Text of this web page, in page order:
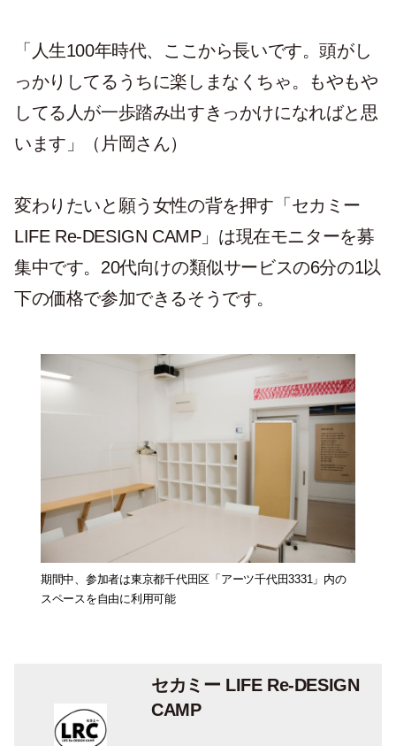
「人生100年時代、ここから長いです。頭がし
っかりしてるうちに楽しまなくちゃ。もやもや
してる人が一歩踏み出すきっかけになればと思
います」（片岡さん）
変わりたいと願う女性の背を押す「セカミー
LIFE Re-DESIGN CAMP」は現在モニターを募
集中です。20代向けの類似サービスの6分の1以
下の価格で参加できるそうです。
期間中、参加者は東京都千代田区「アーツ千代田3331」内の
スペースを自由に利用可能
セカミー LIFE Re-DESIGN
CAMP